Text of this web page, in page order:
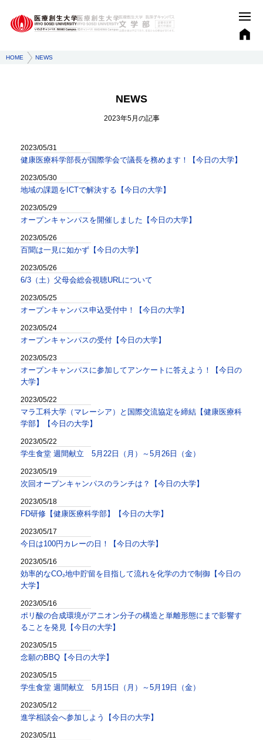
HOME NEWS
NEWS
2023年5月 の記事
2023/05/31
健康医療科学部長が国際学会で議長を務めます！【今日の大学】
2023/05/30
地域の課題をICTで解決する【今日の大学】
2023/05/29
オープンキャンパスを開催しました【今日の大学】
2023/05/26
百聞は一見に如かず【今日の大学】
2023/05/26
6/3（土）父母会総会視聴URLについて
2023/05/25
オープンキャンパス申込受付中！【今日の大学】
2023/05/24
オープンキャンパスの受付【今日の大学】
2023/05/23
オープンキャンパスに参加してアンケートに答えよう！【今日の
大学】
2023/05/22
マラ工科大学（マレーシア）と国際交流協定を締結【健康医療科
学部】【今日の大学】
2023/05/22
学生食堂 週間献立 5月22日（月）～5月26日（金）
2023/05/19
次回オープンキャンパスのランチは？【今日の大学】
2023/05/18
FD研修【健康医療科学部】【今日の大学】
2023/05/17
今日は100円カレーの日！【今日の大学】
2023/05/16
効率的なCO₂地中貯留を目指して流れを化学の力で制御【今日の
大学】
2023/05/16
ポリ酸の合成環境がアニオン分子の構造と単離形態にまで影響す
ることを発見【今日の大学】
2023/05/15
念願のBBQ【今日の大学】
2023/05/15
学生食堂 週間献立 5月15日（月）～5月19日（金）
2023/05/12
進学相談会へ参加しよう【今日の大学】
2023/05/11